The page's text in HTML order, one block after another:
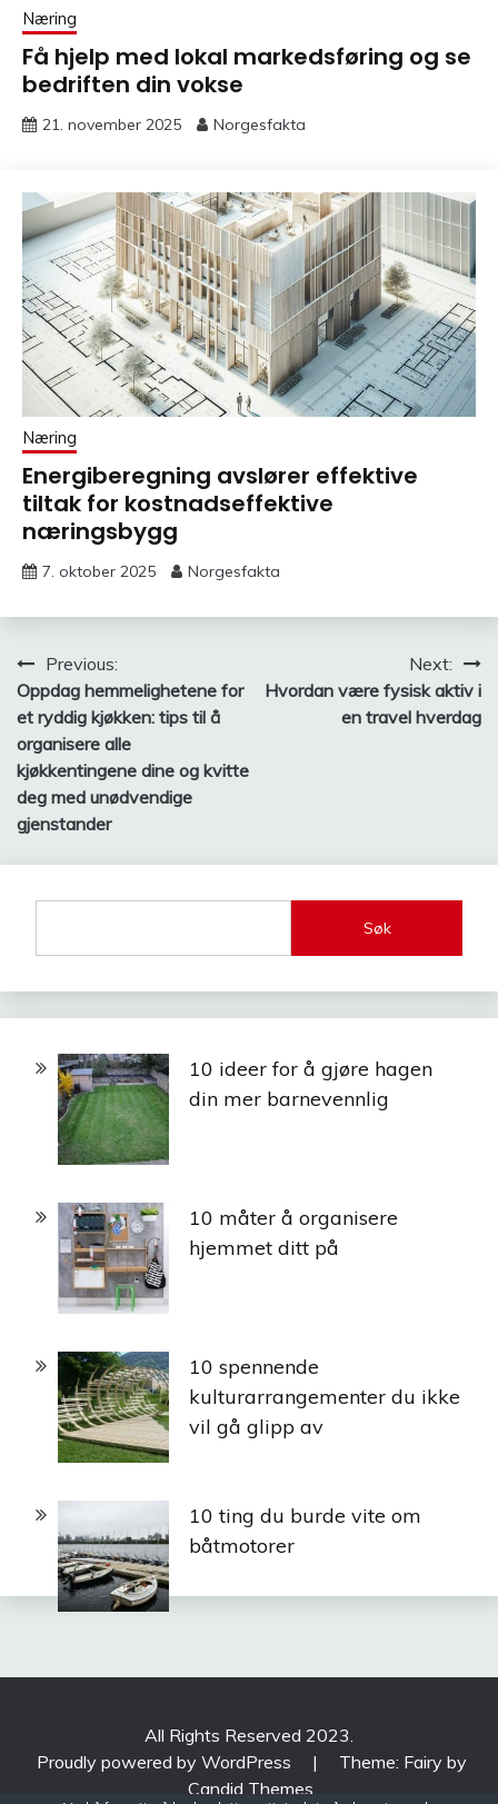
Næring
Få hjelp med lokal markedsføring og se
bedriften din vokse
21. november 2025 Norgesfakta
Næring
Energiberegning avslører effektive
tiltak for kostnadseffektive
næringsbygg
7. oktober 2025 Norgesfakta
Innleggsnavigasjon
Previous:
Oppdag hemmelighetene for
et ryddig kjøkken: tips til å
organisere alle
kjøkkentingene dine og kvitte
deg med unødvendige
gjenstander
Next:
Hvordan være fysisk aktiv i
en travel hverdag
Søk
10 ideer for å gjøre hagen
din mer barnevennlig
10 måter å organisere
hjemmet ditt på
10 spennende
kulturarrangementer du ikke
vil gå glipp av
10 ting du burde vite om
båtmotorer
All Rights Reserved 2023.
Proudly powered by WordPress
|
Theme: Fairy by
Candid Themes